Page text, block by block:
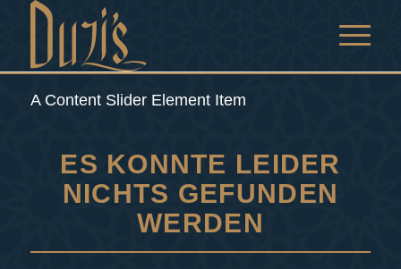
A Content Slider Element Item
ES KONNTE LEIDER
NICHTS GEFUNDEN
WERDEN